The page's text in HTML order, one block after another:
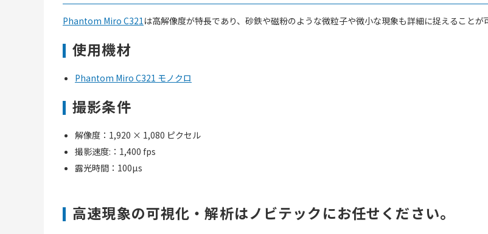
Phantom Miro C321 は高解像度が特長であり、砂鉄や磁粉のような微粒子や微小な現象も詳細に捉えることが
使用機材
Phantom Miro C321 モノクロ
撮影条件
解像度：1,920 × 1,080 ピクセル
撮影速度:：1,400 fps
露光時間：100µs
高速現象の可視化・解析はノビテックにお任せください。